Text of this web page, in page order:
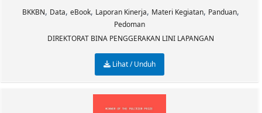
BKKBN, Data, eBook, Laporan Kinerja, Materi Kegiatan, Panduan,
Pedoman
DIREKTORAT BINA PENGGERAKAN LINI LAPANGAN
Lihat / Unduh